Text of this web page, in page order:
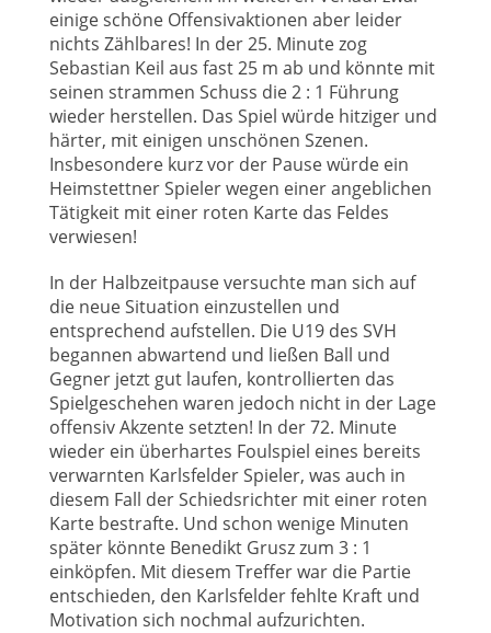
einige schöne Offensivaktionen aber leider
nichts Zählbares! In der 25. Minute zog
Sebastian Keil aus fast 25 m ab und könnte mit
seinen strammen Schuss die 2 : 1 Führung
wieder herstellen. Das Spiel würde hitziger und
härter, mit einigen unschönen Szenen.
Insbesondere kurz vor der Pause würde ein
Heimstettner Spieler wegen einer angeblichen
Tätigkeit mit einer roten Karte das Feldes
verwiesen!
In der Halbzeitpause versuchte man sich auf
die neue Situation einzustellen und
entsprechend aufstellen. Die U19 des SVH
begannen abwartend und ließen Ball und
Gegner jetzt gut laufen, kontrollierten das
Spielgeschehen waren jedoch nicht in der Lage
offensiv Akzente setzten! In der 72. Minute
wieder ein überhartes Foulspiel eines bereits
verwarnten Karlsfelder Spieler, was auch in
diesem Fall der Schiedsrichter mit einer roten
Karte bestrafte. Und schon wenige Minuten
später könnte Benedikt Grusz zum 3 : 1
einköpfen. Mit diesem Treffer war die Partie
entschieden, den Karlsfelder fehlte Kraft und
Motivation sich nochmal aufzurichten.